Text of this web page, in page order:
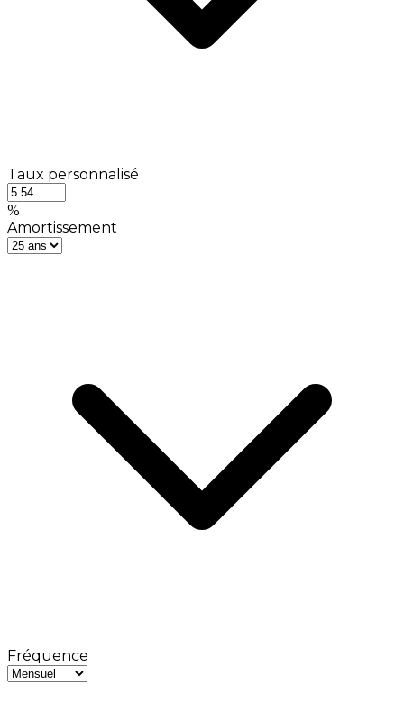
Taux personnalisé
%
Amortissement
Fréquence